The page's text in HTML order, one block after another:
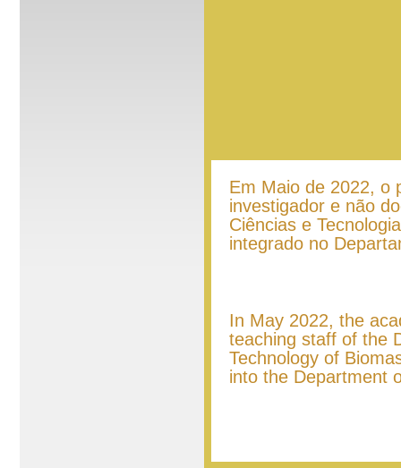
Em Maio de 2022, o
investigador e não
Ciências e
integrado no
In May 2022, the
teaching staff of the
Technology of
into the Department